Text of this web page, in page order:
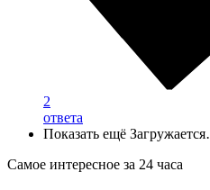
2
ответа
Показать ещё
Самое интересное за 24 часа